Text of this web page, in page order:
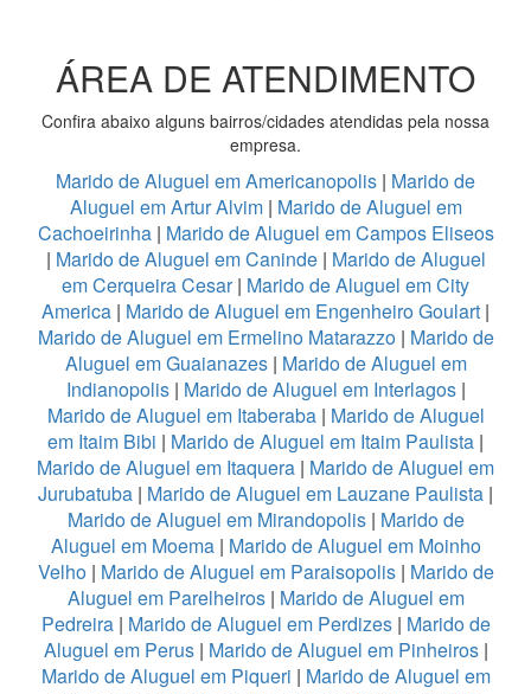
ÁREA DE ATENDIMENTO
Confira abaixo alguns bairros/cidades atendidas pela nossa
empresa.
Marido de Aluguel em Americanopolis | Marido de
Aluguel em Artur Alvim | Marido de Aluguel em
Cachoeirinha| Marido de Aluguel em Campos Eliseos
| Marido de Aluguel em Caninde| Marido de Aluguel
em Cerqueira Cesar| Marido de Aluguel em City
America | Marido de Aluguel em Engenheiro Goulart |
Marido de Aluguel em Ermelino Matarazzo | Marido de
Aluguel em Guaianazes| Marido de Aluguel em
Indianopolis| Marido de Aluguel em Interlagos|
Marido de Aluguel em Itaberaba| Marido de Aluguel
em Itaim Bibi | Marido de Aluguel em Itaim Paulista |
Marido de Aluguel em Itaquera | Marido de Aluguel em
Jurubatuba | Marido de Aluguel em Lauzane Paulista |
Marido de Aluguel em Mirandopolis| Marido de
Aluguel em Moema| Marido de Aluguel em Moinho
Velho | Marido de Aluguel em Paraisopolis| Marido de
Aluguel em Parelheiros| Marido de Aluguel em
Pedreira| Marido de Aluguel em Perdizes| Marido de
Aluguel em Perus| Marido de Aluguel em Pinheiros|
Marido de Aluguel em Piqueri | Marido de Aluguel em